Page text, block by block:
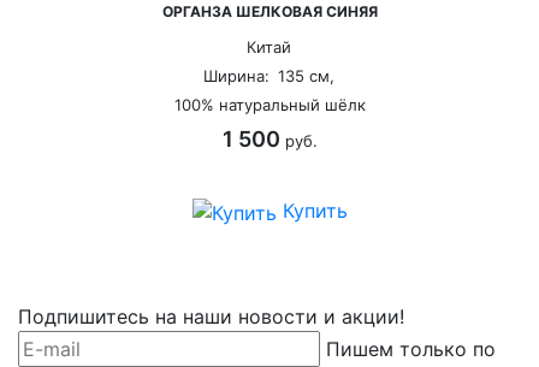
ОРГАНЗА ШЕЛКОВАЯ СИНЯЯ
Китай
Ширина: 135 см,
100% натуральный шёлк
1 500руб.
Купить
Подпишитесь на наши новости и акции!
Пишем только по